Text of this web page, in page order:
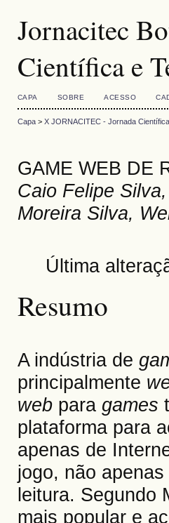
Jornacitec
Científica e
CAPA SOBRE ACESSO
Capa> X JORNACITEC - Jornada
GAME WEB DE
Caio Felipe
Moreira Silva,
Última
Resumo
A indústria de
principalmente
webpara games
plataforma para
apenas de
jogo, não
leitura. Segundo
mais popular e